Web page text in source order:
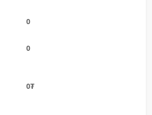
0
0
0₮